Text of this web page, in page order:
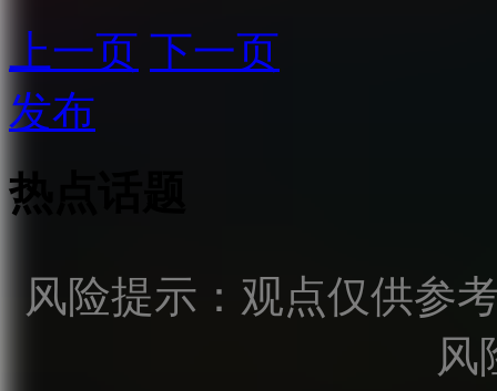
上一页 下一页
发布
热点话题
风险提示：观点仅供参
风